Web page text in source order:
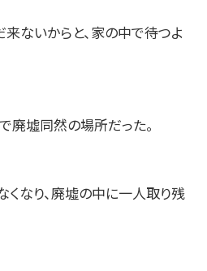
来ないからと、家の中で待つよ
廃墟同然の場所だった。
くなり、廃墟の中に一人取り残